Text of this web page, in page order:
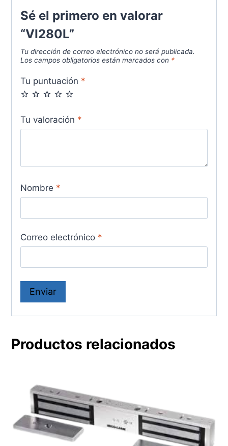
Sé el primero en valorar
“VI280L”
Tu dirección de correo electrónico no será publicada.
Los campos obligatorios están marcados con *
Tu puntuación *
Tu valoración *
Nombre *
Correo electrónico *
Productos relacionados